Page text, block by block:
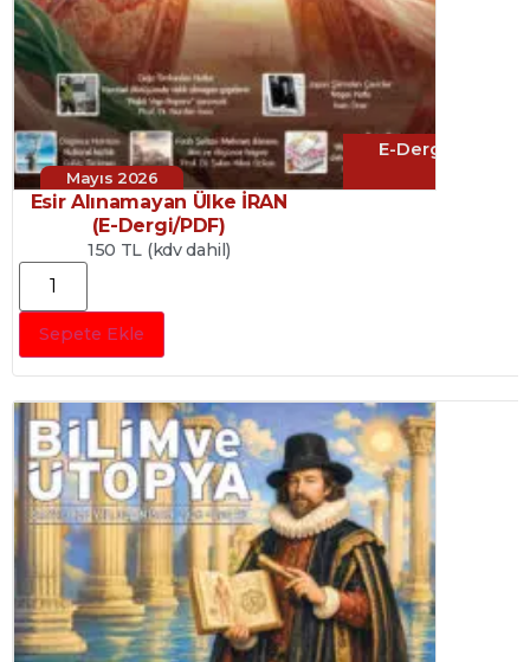
Mayıs 2026
E-Dergi
Esir Alınamayan Ülke İRAN
(E-Dergi/PDF)
150 TL (kdv dahil)
Sepete Ekle